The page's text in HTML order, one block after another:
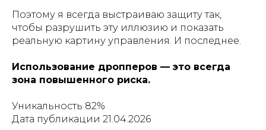
Поэтому я всегда выстраиваю защиту так,
чтобы разрушить эту иллюзию и показать
реальную картину управления. И последнее.
Использование дропперов — это всегда
зона повышенного риска.
Уникальность 82%
Дата публикации 21.04.2026